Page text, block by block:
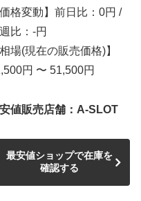
価格変動】前日比：0円 /
比：-円
相場(現在の販売価格)】
円 〜 51,500円
値販売店舗：A-SLOT
最安値ショップで在庫を
確認する